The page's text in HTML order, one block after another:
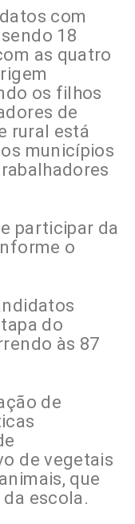
com
18
as quatro
os filhos
de
rural está
municípios
participar da
o
do
às 87
de
de vegetais
que
escola.